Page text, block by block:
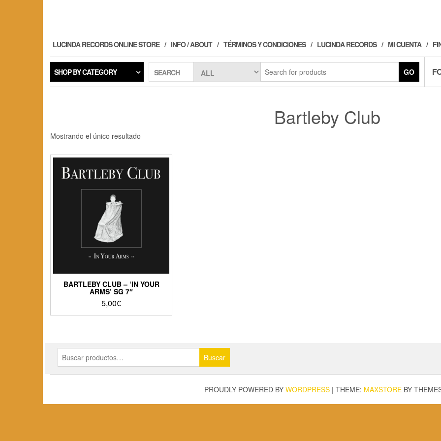
LUCINDA RECORDS ONLINE STORE
INFO / ABOUT TÉRMINOS Y CONDICIONES LUCINDA RECORDS MI CUENTA
SHOP BY CATEGORY SEARCH GO
Bartleby Club
Mostrando el único resultado
BARTLEBY CLUB – ‘IN YOUR
ARMS’ SG 7″
5,00€
por:
Buscar
PROUDLY POWERED BY WORDPRESS | THEME: MAXSTORE BY